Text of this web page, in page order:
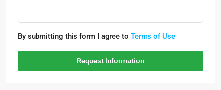
By submitting this form I agree to Terms of Use
Request Information